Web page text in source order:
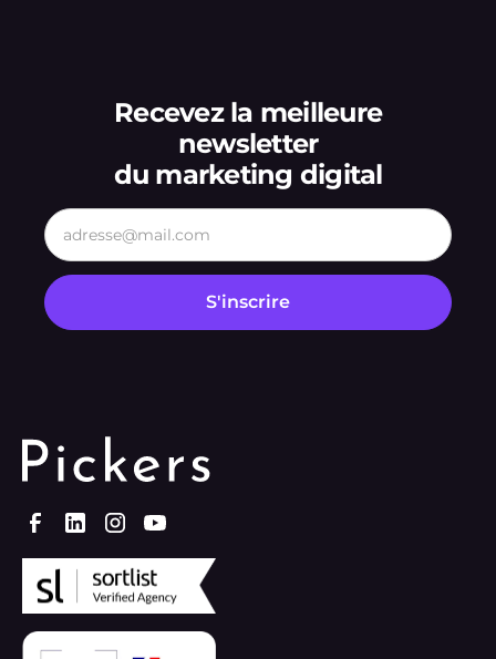
Recevez la meilleure
newsletter
du marketing digital